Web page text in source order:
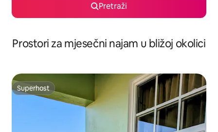
Pretraži
Prostori za mjesečni najam u bližoj okolici
Superhost
Superhost